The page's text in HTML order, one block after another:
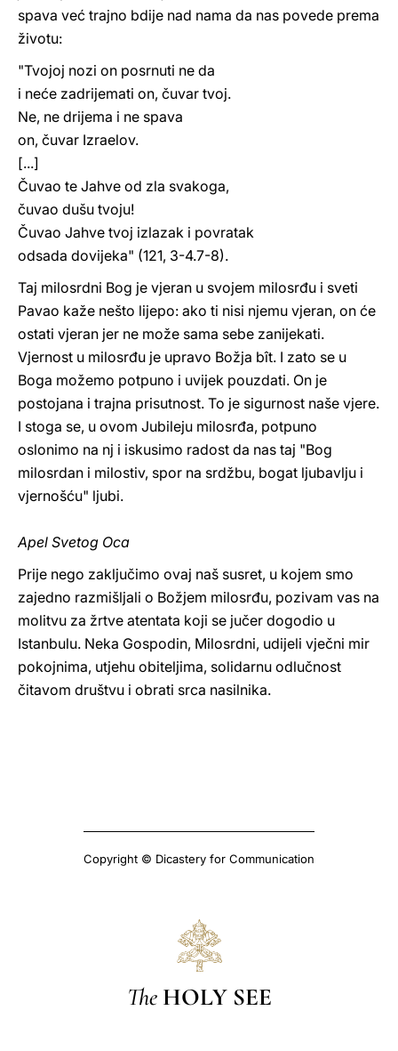
spava već trajno bdije nad nama da nas povede prema
životu:
"Tvojoj nozi on posrnuti ne da
i neće zadrijemati on, čuvar tvoj.
Ne, ne drijema i ne spava
on, čuvar Izraelov.
[...]
Čuvao te Jahve od zla svakoga,
čuvao dušu tvoju!
Čuvao Jahve tvoj izlazak i povratak
odsada dovijeka" (121, 3-4.7-8).
Taj milosrdni Bog je vjeran u svojem milosrđu i sveti
Pavao kaže nešto lijepo: ako ti nisi njemu vjeran, on će
ostati vjeran jer ne može sama sebe zanijekati.
Vjernost u milosrđu je upravo Božja bît. I zato se u
Boga možemo potpuno i uvijek pouzdati. On je
postojana i trajna prisutnost. To je sigurnost naše vjere.
I stoga se, u ovom Jubileju milosrđa, potpuno
oslonimo na nj i iskusimo radost da nas taj "Bog
milosrdan i milostiv, spor na srdžbu, bogat ljubavlju i
vjernošću" ljubi.
Apel Svetog Oca
Prije nego zaključimo ovaj naš susret, u kojem smo
zajedno razmišljali o Božjem milosrđu, pozivam vas na
molitvu za žrtve atentata koji se jučer dogodio u
Istanbulu. Neka Gospodin, Milosrdni, udijeli vječni mir
pokojnima, utjehu obiteljima, solidarnu odlučnost
čitavom društvu i obrati srca nasilnika.
Copyright © Dicastery for Communication
The HOLY SEE